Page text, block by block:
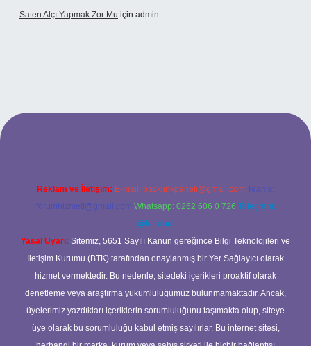
Saten Alçı Yapmak Zor Mu için admin
Reklam ve İletişim: E-mail: backlinkpaneli@gmail.com Teams:
forumhizmeti@gmail.com Whatsapp: 0262 606 0 726 Telegram:
@karabul
Yasal Uyarı: Sitemiz, 5651 Sayılı Kanun gereğince Bilgi Teknolojileri ve
İletişim Kurumu (BTK) tarafından onaylanmış bir Yer Sağlayıcı olarak
hizmet vermektedir. Bu nedenle, sitedeki içerikleri proaktif olarak
denetleme veya araştırma yükümlülüğümüz bulunmamaktadır. Ancak,
üyelerimiz yazdıkları içeriklerin sorumluluğunu taşımakta olup, siteye
üye olarak bu sorumluluğu kabul etmiş sayılırlar. Bu internet sitesi,